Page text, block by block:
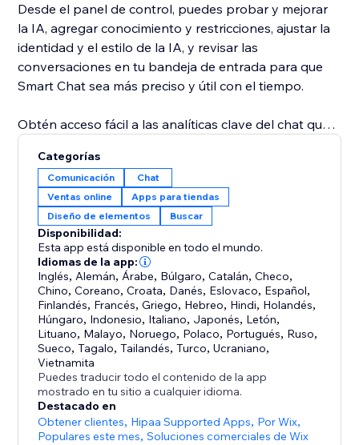
Desde el panel de control, puedes probar y mejorar
la IA, agregar conocimiento y restricciones, ajustar la
identidad y el estilo de la IA, y revisar las
conversaciones en tu bandeja de entrada para que
Smart Chat sea más preciso y útil con el tiempo.
Obtén acceso fácil a las analíticas clave del chat que
sitio y a mejorar tu interacción con ellos para impulsar
las conversiones. Smart Chat también analiza tus
conversaciones para darte sugerencias
personalizadas —clave sobre lo que buscan tus
clientes y cómo puedes mejorar tu negocio.
Anteriormente conocido como Wix Chat de sitio con
IA, Smart Chat ahora se actualiza para incluir chat
online (manual) y está diseñado para reemplazar al
Categorías
Comunicación
Chat
Ventas online
Apps para tiendas
Diseño de elementos
Buscar
Disponibilidad:
Esta app está disponible en todo el mundo.
Idiomas de la app:
Inglés, Alemán, Árabe, Búlgaro,Catalán,Checo,
Chino,Coreano,Croata, Danés, Eslovaco, Español,
Finlandés, Francés,Griego, Hebreo, Hindi, Holandés,
Húngaro, Indonesio, Italiano, Japonés, Letón,
Lituano, Malayo, Noruego, Polaco, Portugués, Ruso,
Sueco,Tagalo,Tailandés,Turco,Ucraniano,
Vietnamita
Puedes traducir todo el contenido de la app
mostrado en tu sitio a cualquier idioma.
Destacado en
Obtener clientes, Hipaa Supported Apps, Por Wix,
Populares este mes,Soluciones comerciales de Wix